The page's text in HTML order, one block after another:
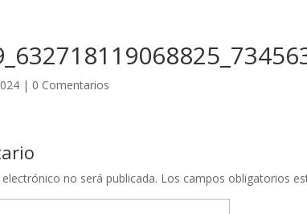
| 0 Comentarios
no será publicada. Los campos obligatorios